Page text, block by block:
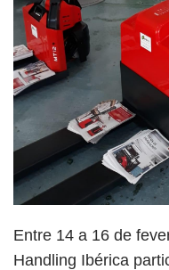
Entre 14 a 16 de
Handling Ibérica